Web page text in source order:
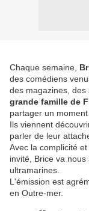
Chaque semaine,
des comédiens
des magazines,
grande famille de
partager un
Ils viennent
parler de leur
Avec la complicité
invité, Brice va
ultramarines.
L'émission est
en Outre-mer.